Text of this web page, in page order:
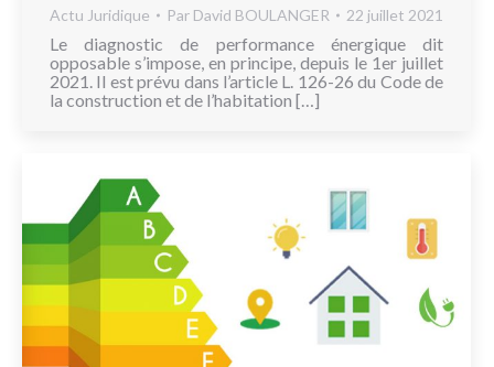
Actu Juridique Par David BOULANGER 22 juillet 2021
Le diagnostic de performance énergique dit
opposable s’impose, en principe, depuis le 1er juillet
2021. Il est prévu dans l’article L. 126-26 du Code de
la construction et de l’habitation […]